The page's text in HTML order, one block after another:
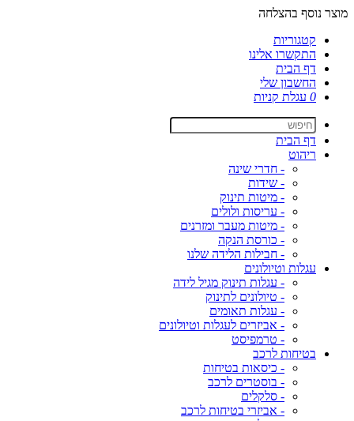
מוצר נוסף בהצלחה
קטגוריות
התקשרו אלינו
דף הבית
החשבון שלי
0 עגלת קניות
דף הבית
ריהוט
- חדרי שינה
- שידות
- מיטות תינוק
- עריסות ולולים
- מיטות מעבר ומזרנים
- כורסת הנקה
- חבילות הלידה שלנו
עגלות וטיולונים
- עגלות תינוק מגיל לידה
- טיולונים לתינוק
- עגלות תאומים
- אביזרים לעגלות וטיולונים
- טרמפיסט
בטיחות לרכב
- כיסאות בטיחות
- בוסטרים לרכב
- סלקלים
- אביזרי בטיחות לרכב